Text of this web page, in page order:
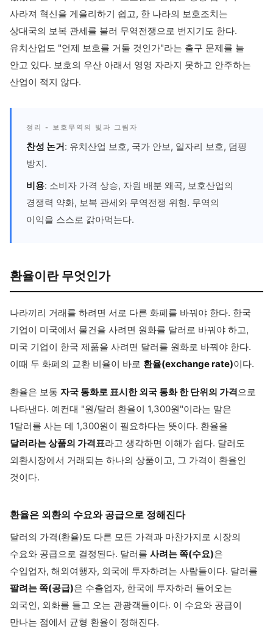
사라져 혁신을 게을리하기 쉽고, 한 나라의 보호조치는
상대국의 보복 관세를 불러 무역전쟁으로 번지기도 한다.
유치산업도 "언제 보호를 거둘 것인가"라는 출구 문제를 늘
안고 있다. 보호의 우산 아래서 영영 자라지 못하고 안주하는
산업이 적지 않다.
정리 - 보호무역의 빛과 그림자
찬성 논거: 유치산업 보호, 국가 안보, 일자리 보호, 덤핑
방지.
비용: 소비자 가격 상승, 자원 배분 왜곡, 보호산업의
경쟁력 약화, 보복 관세와 무역전쟁 위험. 무역의
이익을 스스로 갉아먹는다.
환율이란 무엇인가
나라끼리 거래를 하려면 서로 다른 화폐를 바꿔야 한다. 한국
기업이 미국에서 물건을 사려면 원화를 달러로 바꿔야 하고,
미국 기업이 한국 제품을 사려면 달러를 원화로 바꿔야 한다.
이때 두 화폐의 교환 비율이 바로 환율(exchange rate)이다.
환율은 보통 자국 통화로 표시한 외국 통화 한 단위의 가격으로
나타낸다. 예컨대 "원/달러 환율이 1,300원"이라는 말은
1달러를 사는 데 1,300원이 필요하다는 뜻이다. 환율을
달러라는 상품의 가격표라고 생각하면 이해가 쉽다. 달러도
외환시장에서 거래되는 하나의 상품이고, 그 가격이 환율인
것이다.
환율은 외환의 수요와 공급으로 정해진다
달러의 가격(환율)도 다른 모든 가격과 마찬가지로 시장의
수요와 공급으로 결정된다. 달러를 사려는 쪽(수요)은
수입업자, 해외여행자, 외국에 투자하려는 사람들이다. 달러를
팔려는 쪽(공급)은 수출업자, 한국에 투자하러 들어오는
외국인, 외화를 들고 오는 관광객들이다. 이 수요와 공급이
만나는 점에서 균형 환율이 정해진다.